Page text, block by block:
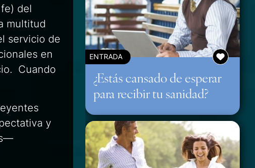
del
multitud
servicio de
en
Cuando
y
ENTRADA
¿Estás cansado de esperar
para recibir tu sanidad?